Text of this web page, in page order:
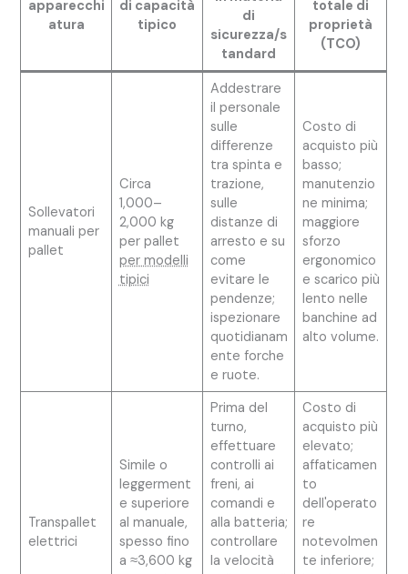
apparecchi
atura
di capacità
tipico
di
sicurezza/s
tandard
totale di
proprietà
(TCO)
Sollevatori
manuali per
pallet
Circa
1,000–
2,000 kg
per pallet
per modelli
tipici
Addestrare
il personale
sulle
differenze
tra spinta e
trazione,
sulle
distanze di
arresto e su
come
evitare le
pendenze; ​​
ispezionare
quotidianam
ente forche
e ruote.
Costo di
acquisto più
basso;
manutenzio
ne minima;
maggiore
sforzo
ergonomico
e scarico più
lento nelle
banchine ad
alto volume.
Transpallet
elettrici
Simile o
leggerment
e superiore
al manuale,
spesso fino
a ≈3,600 kg
Prima del
turno,
effettuare
controlli ai
freni, ai
comandi e
alla batteria;
controllare
la velocità
Costo di
acquisto più
elevato;
affaticamen
to
dell'operato
re
notevolmen
te inferiore;